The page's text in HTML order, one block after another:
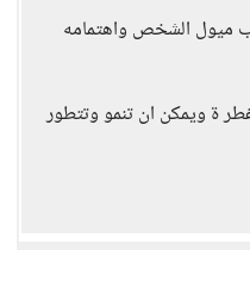
ميول الشخص واهتمامه
ة ويمكن ان تنمو وتتطور